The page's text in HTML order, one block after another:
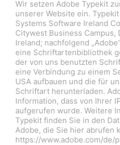
Wir setzen Adobe Typekit
unserer Website ein.
Systems Software Ireland
Citywest Business Campus,
Ireland; nachfolgend
eine Schriftartenbibliothek
der von uns benutzten
eine Verbindung zu einem
USA aufbauen und die für
Schriftart herunterladen.
Information, dass von Ihrer
aufgerufen wurde. Weitere
Typekit finden Sie in den
Adobe, die Sie hier abrufen
https://www.adobe.com/de/